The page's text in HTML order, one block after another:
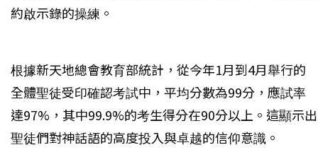
約啟示錄的操練。
根據新天地總會教育部統計，從今年1月到4月舉行的
全體聖徒受印確認考試中，平均分數為99分，應試率
達97%，其中99.9%的考生得分在90分以上。這顯示出
聖徒們對神話語的高度投入與卓越的信仰意識。